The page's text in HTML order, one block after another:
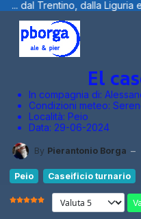
Sardegna.
El
In compagnia di:
Condizioni meteo:
Località: Peio
Data: 29-06-2024
By Pierantonio Borga
Peio Caseificio turnario
VALUTAZIONE ATTUALE:
Valuta